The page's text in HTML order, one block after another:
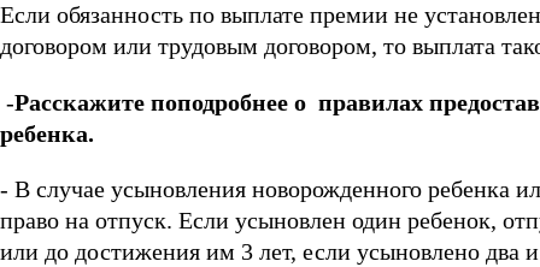
Если обязанность по выплате премии не
договором или трудовым договором, то выплата
-Расскажите поподробнее о правилах
ребенка.
- В случае усыновления новорожденного ребенка
право на отпуск. Если усыновлен один ребенок,
или до достижения им 3 лет, если усыновлено два